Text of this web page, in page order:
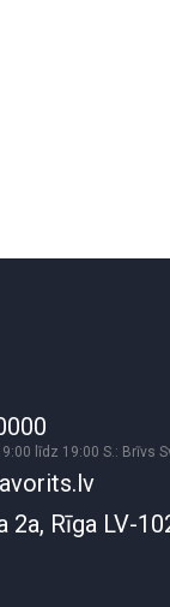
9:00 līdz 19:00 S.: Brīvs
2a, Rīga LV-